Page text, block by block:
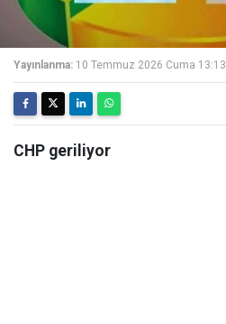
Yayınlanma: 10 Temmuz 2026 Cuma 13:13
CHP geriliyor